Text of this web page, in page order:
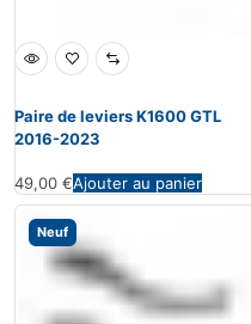
Paire de leviers K1600 GTL
2016-2023
49,00 €Ajouter au panier
Neuf